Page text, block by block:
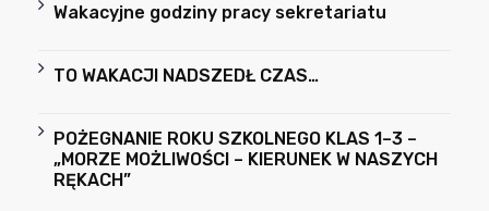
Wakacyjne godziny pracy sekretariatu
TO WAKACJI NADSZEDŁ CZAS…
POŻEGNANIE ROKU SZKOLNEGO KLAS 1–3 –
„MORZE MOŻLIWOŚCI – KIERUNEK W NASZYCH
RĘKACH”